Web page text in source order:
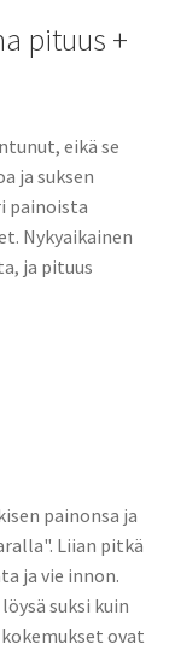
pituus +
eikä se
ja suksen
painoista
Nykyaikainen
ja pituus
painonsa ja
Liian pitkä
ja vie innon.
suksi kuin
ovat